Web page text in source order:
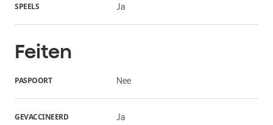
SPEELS Ja
Feiten
PASPOORT Nee
GEVACCINEERD Ja